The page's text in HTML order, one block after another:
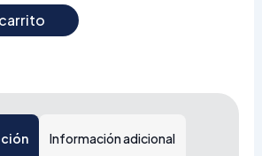
Información adicional